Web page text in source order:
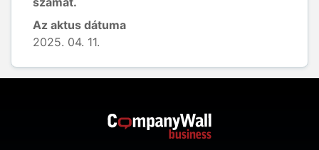
Az aktus dátuma
2025. 04. 11.